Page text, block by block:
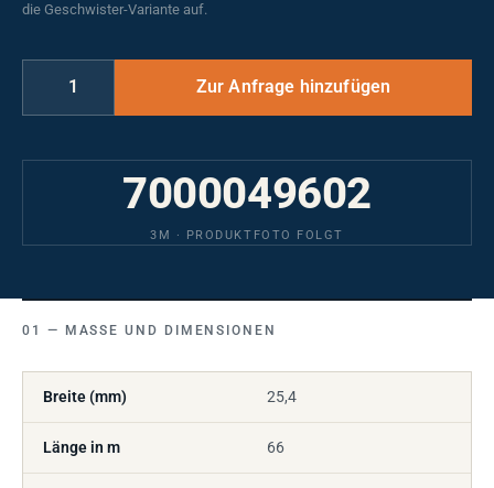
die Geschwister-Variante auf.
7000049602
3M · PRODUKTFOTO FOLGT
MASSE UND DIMENSIONEN
Breite (mm) 25,4
Länge in m 66